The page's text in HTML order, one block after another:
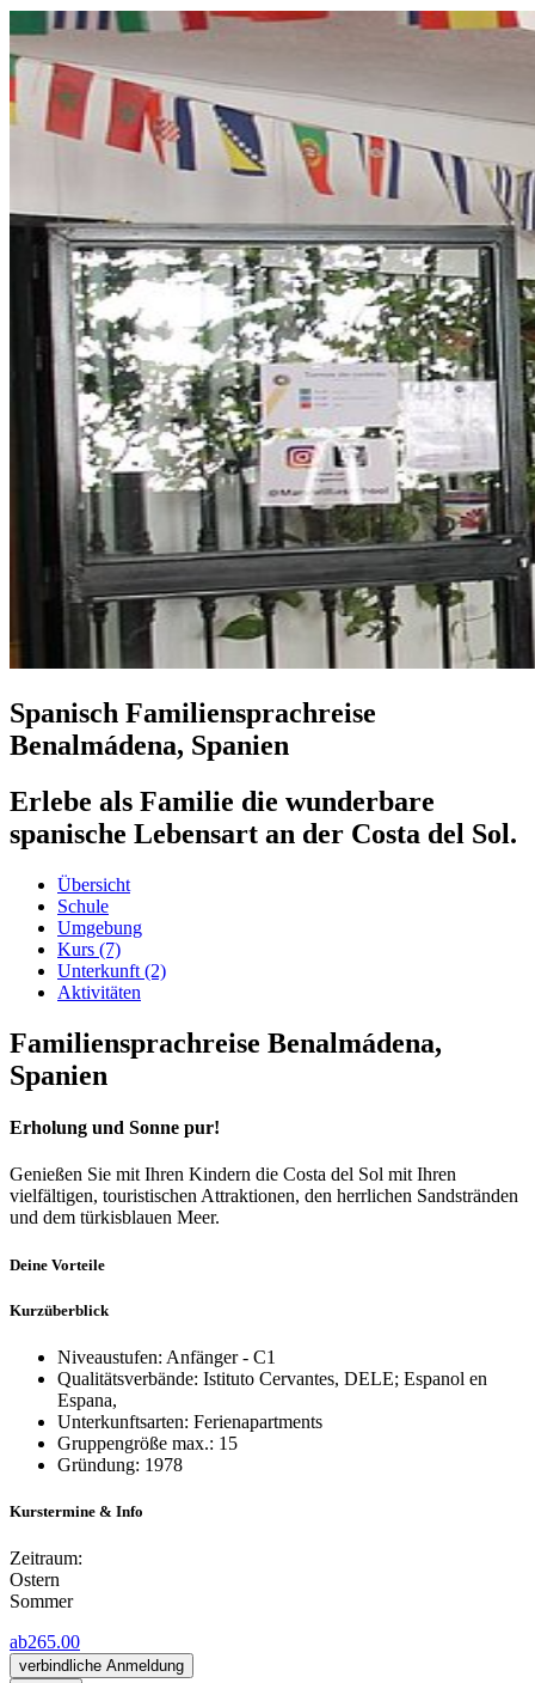
Spanisch Familiensprachreise
Benalmádena, Spanien
Erlebe als Familie die wunderbare
spanische Lebensart an der Costa del Sol.
Übersicht
Schule
Umgebung
Kurs (7)
Unterkunft (2)
Aktivitäten
Familiensprachreise Benalmádena,
Spanien
Erholung und Sonne pur!
Genießen Sie mit Ihren Kindern die Costa del Sol mit Ihren
vielfältigen, touristischen Attraktionen, den herrlichen Sandstränden
und dem türkisblauen Meer.
Deine Vorteile
Kurzüberblick
Niveaustufen: Anfänger - C1
Qualitätsverbände: Istituto Cervantes, DELE; Espanol en
Espana,
Unterkunftsarten: Ferienapartments
Gruppengröße max.: 15
Gründung: 1978
Kurstermine & Info
Zeitraum:
Ostern
Sommer
ab265.00
verbindliche Anmeldung